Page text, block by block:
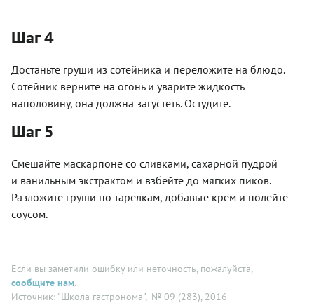
Шаг 4
Достаньте груши из сотейника и переложите на блюдо.
Сотейник верните на огонь и уварите жидкость
наполовину, она должна загустеть. Остудите.
Шаг 5
Смешайте маскарпоне со сливками, сахарной пудрой
и ванильным экстрактом и взбейте до мягких пиков.
Разложите груши по тарелкам, добавьте крем и полейте
соусом.
Если вы заметили ошибку или неточность, пожалуйста,
сообщите нам.
Источник: "Школа гастронома", № 09 (283), 2016